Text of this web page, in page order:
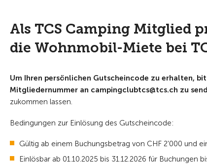
Als TCS Camping Mitglied
die Wohnmobil-Miete bei
Um Ihren persönlichen Gutscheincode zu erhalten,
Mitgliedernummer an campingclubtcs@tcs.ch zu
zukommen lassen.
Bedingungen zur Einlösung des Gutscheincode:
Gültig ab einem Buchungsbetrag von CHF 2'000 und
Einlösbar ab 01.10.2025 bis 31.12.2026 für Buchungen